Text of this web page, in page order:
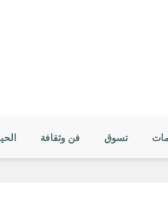
تسوق فن وثقافة